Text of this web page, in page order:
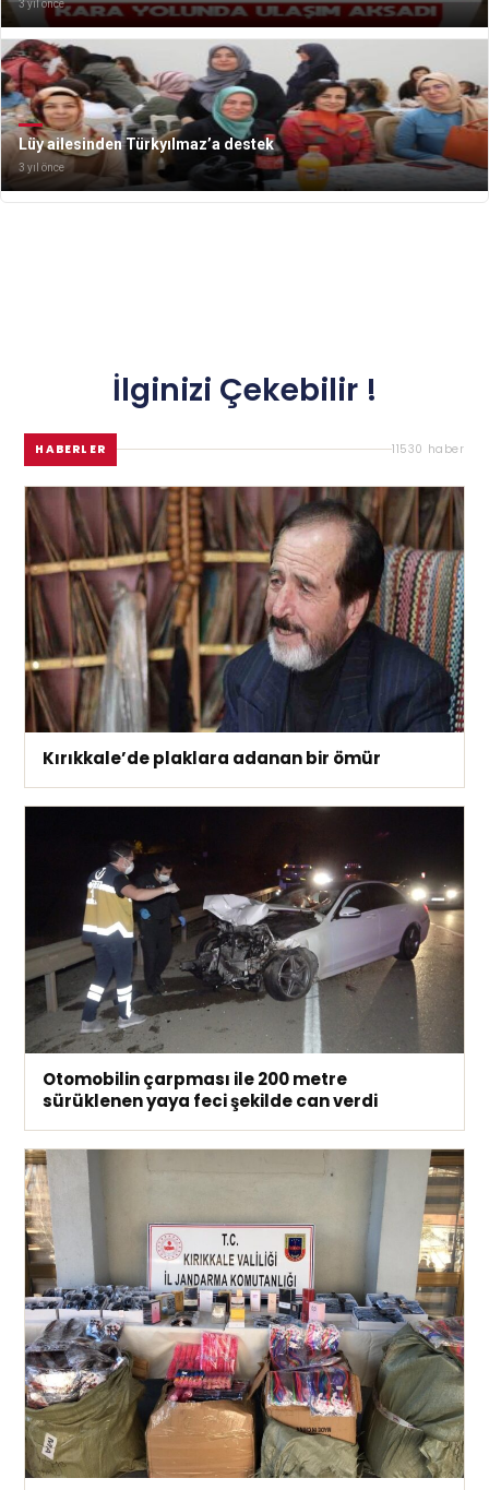
3 yıl önce
Lüy ailesinden Türkyılmaz’a destek
3 yıl önce
İlginizi Çekebilir !
HABERLER 11530 haber
Kırıkkale’de plaklara adanan bir ömür
Otomobilin çarpması ile 200 metre
sürüklenen yaya feci şekilde can verdi